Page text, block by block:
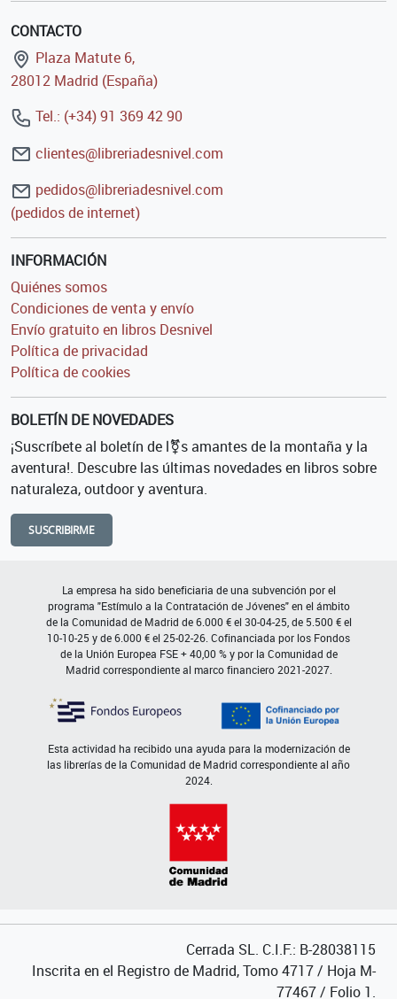
CONTACTO
Plaza Matute 6,
28012 Madrid (España)
Tel.: (+34) 91 369 42 90
clientes@libreriadesnivel.com
pedidos@libreriadesnivel.com
(pedidos de internet)
INFORMACIÓN
Quiénes somos
Condiciones de venta y envío
Envío gratuito en libros Desnivel
Política de privacidad
Política de cookies
BOLETÍN DE NOVEDADES
¡Suscríbete al boletín de l⚧s amantes de la montaña y la
aventura!. Descubre las últimas novedades en libros sobre
naturaleza, outdoor y aventura.
SUSCRIBIRME
La empresa ha sido beneficiaria de una subvención por el
programa "Estímulo a la Contratación de Jóvenes" en el ámbito
de la Comunidad de Madrid de 6.000 € el 30-04-25, de 5.500 € el
10-10-25 y de 6.000 € el 25-02-26. Cofinanciada por los Fondos
de la Unión Europea FSE + 40,00 % y por la Comunidad de
Madrid correspondiente al marco financiero 2021-2027.
Esta actividad ha recibido una ayuda para la modernización de
las librerías de la Comunidad de Madrid correspondiente al año
2024.
Cerrada SL. C.I.F.: B-28038115
Inscrita en el Registro de Madrid, Tomo 4717 / Hoja M-
77467 / Folio 1.